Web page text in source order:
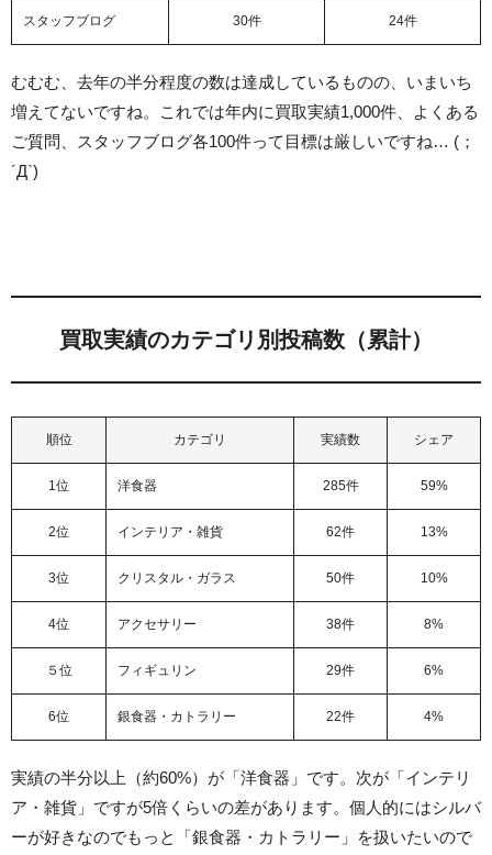
スタッフブログ 30件 24件
むむむ、去年の半分程度の数は達成しているものの、いまいち
増えてないですね。これでは年内に買取実績1,000件、よくある
ご質問、スタッフブログ各100件って目標は厳しいですね… (；
´Д`)
買取実績のカテゴリ別投稿数（累計）
順位 カテゴリ 実績数 シェア
1位 洋食器 285件 59%
2位 インテリア・雑貨 62件 13%
3位 クリスタル・ガラス 50件 10%
4位 アクセサリー 38件 8%
５位 フィギュリン 29件 6%
6位 銀食器・カトラリー 22件 4%
実績の半分以上（約60%）が「洋食器」です。次が「インテリ
ア・雑貨」ですが5倍くらいの差があります。個人的にはシルバ
ーが好きなのでもっと「銀食器・カトラリー」を扱いたいので